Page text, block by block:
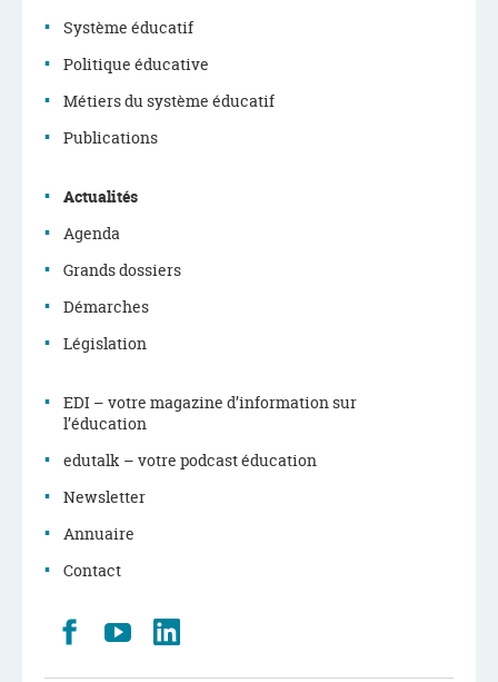
Menu
de
navigation
Système éducatif
Politique éducative
Métiers du système éducatif
Publications
Actualités
Agenda
Grands dossiers
Démarches
Législation
EDI – votre magazine d’information sur
l’éducation
edutalk – votre podcast éducation
Newsletter
Annuaire
Contact
Retrouvez
nous
Facebook
Youtube